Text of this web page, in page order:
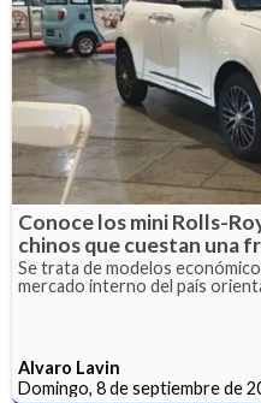
Conoce los mini Rolls-
chinos que cuestan una
Se trata de modelos
mercado interno del país
Alvaro Lavin
Domingo, 8 de septiembre de